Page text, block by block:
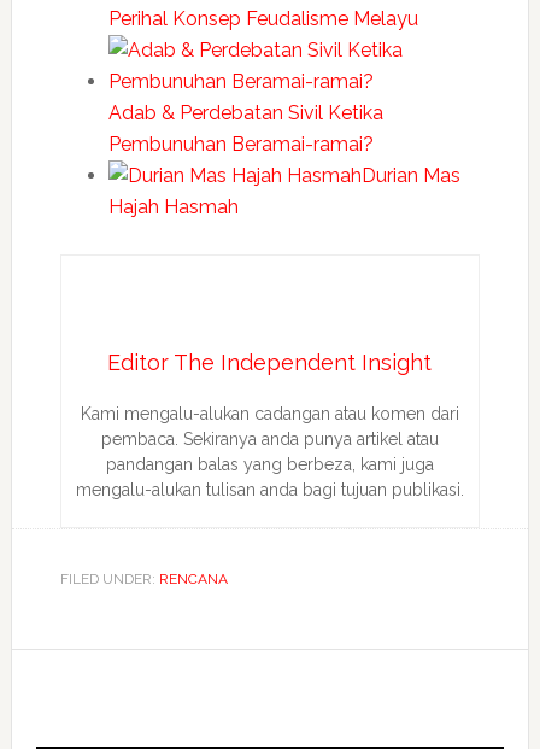
Perihal Konsep Feudalisme Melayu
Adab & Perdebatan Sivil Ketika
Pembunuhan Beramai-ramai?
Durian Mas
Hajah Hasmah
Editor The Independent Insight
Kami mengalu-alukan cadangan atau komen dari
pembaca. Sekiranya anda punya artikel atau
pandangan balas yang berbeza, kami juga
mengalu-alukan tulisan anda bagi tujuan publikasi.
FILED UNDER: RENCANA